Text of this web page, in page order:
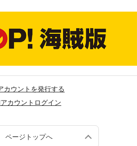
カウントを発行する
カウントログイン
ページトップへ